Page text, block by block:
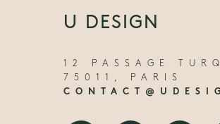
U DESIGN
12 PASSAGE
75011, PARIS